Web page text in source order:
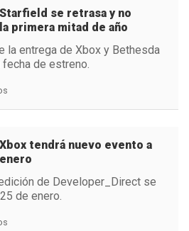
se retrasa y no
la primera mitad de año
la entrega de Xbox y Bethesda
de estreno.
tendrá nuevo evento a
de Developer_Direct se
de enero.